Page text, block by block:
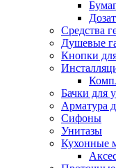
Средства
Душевые
Кнопки
Бачки для
Арматура
Сифоны
Унитазы
Кухонные